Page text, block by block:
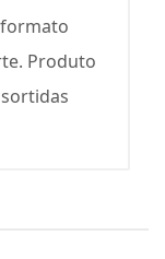
Produto